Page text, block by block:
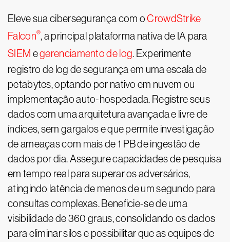
Eleve sua cibersegurança com oCrowdStrike
Falcon®, a principal plataforma nativa de IA para
SIEM egerenciamento de log. Experimente
registro de log de segurança em uma escala de
petabytes, optando por nativo em nuvem ou
implementação auto-hospedada. Registre seus
dados com uma arquitetura avançada e livre de
índices, sem gargalos e que permite investigação
de ameaças com mais de 1 PB de ingestão de
dados por dia. Assegure capacidades de pesquisa
em tempo real para superar os adversários,
atingindo latência de menos de um segundo para
consultas complexas. Beneficie-se de uma
visibilidade de 360 graus, consolidando os dados
para eliminar silos e possibilitar que as equipes de